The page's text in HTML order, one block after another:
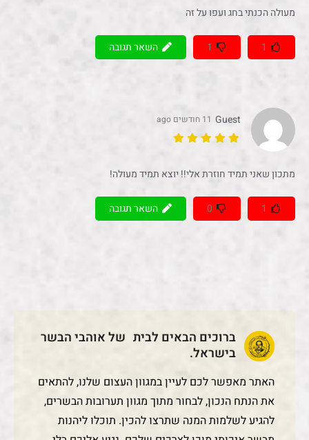
מעולה הכנתי בחג ועפו על זה
1
1 השאר תגובה
Guest 11 חודשים ago
מתכון שאני תמיד חוזרת אלי!! יוצא תמיד מעולה!
1
0 השאר תגובה
ברוכים הבאים לבית של אוהבי הבשר
בישראל.
האתר מאפשר לכם לעיין במגוון העצום שלנו, להתאים
את הנתח הנכון, לבחור מתוך מגוון תערובות הבשרים,
להגיע לשלמות המנה שתרצו להכין. תוכלו ליהנות